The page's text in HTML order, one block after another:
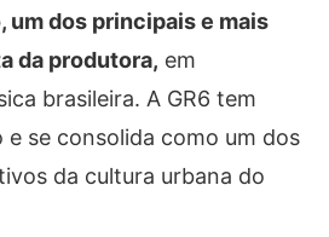
um dos principais e mais
da produtora, em
brasileira. A GR6 tem
e se consolida como um dos
da cultura urbana do